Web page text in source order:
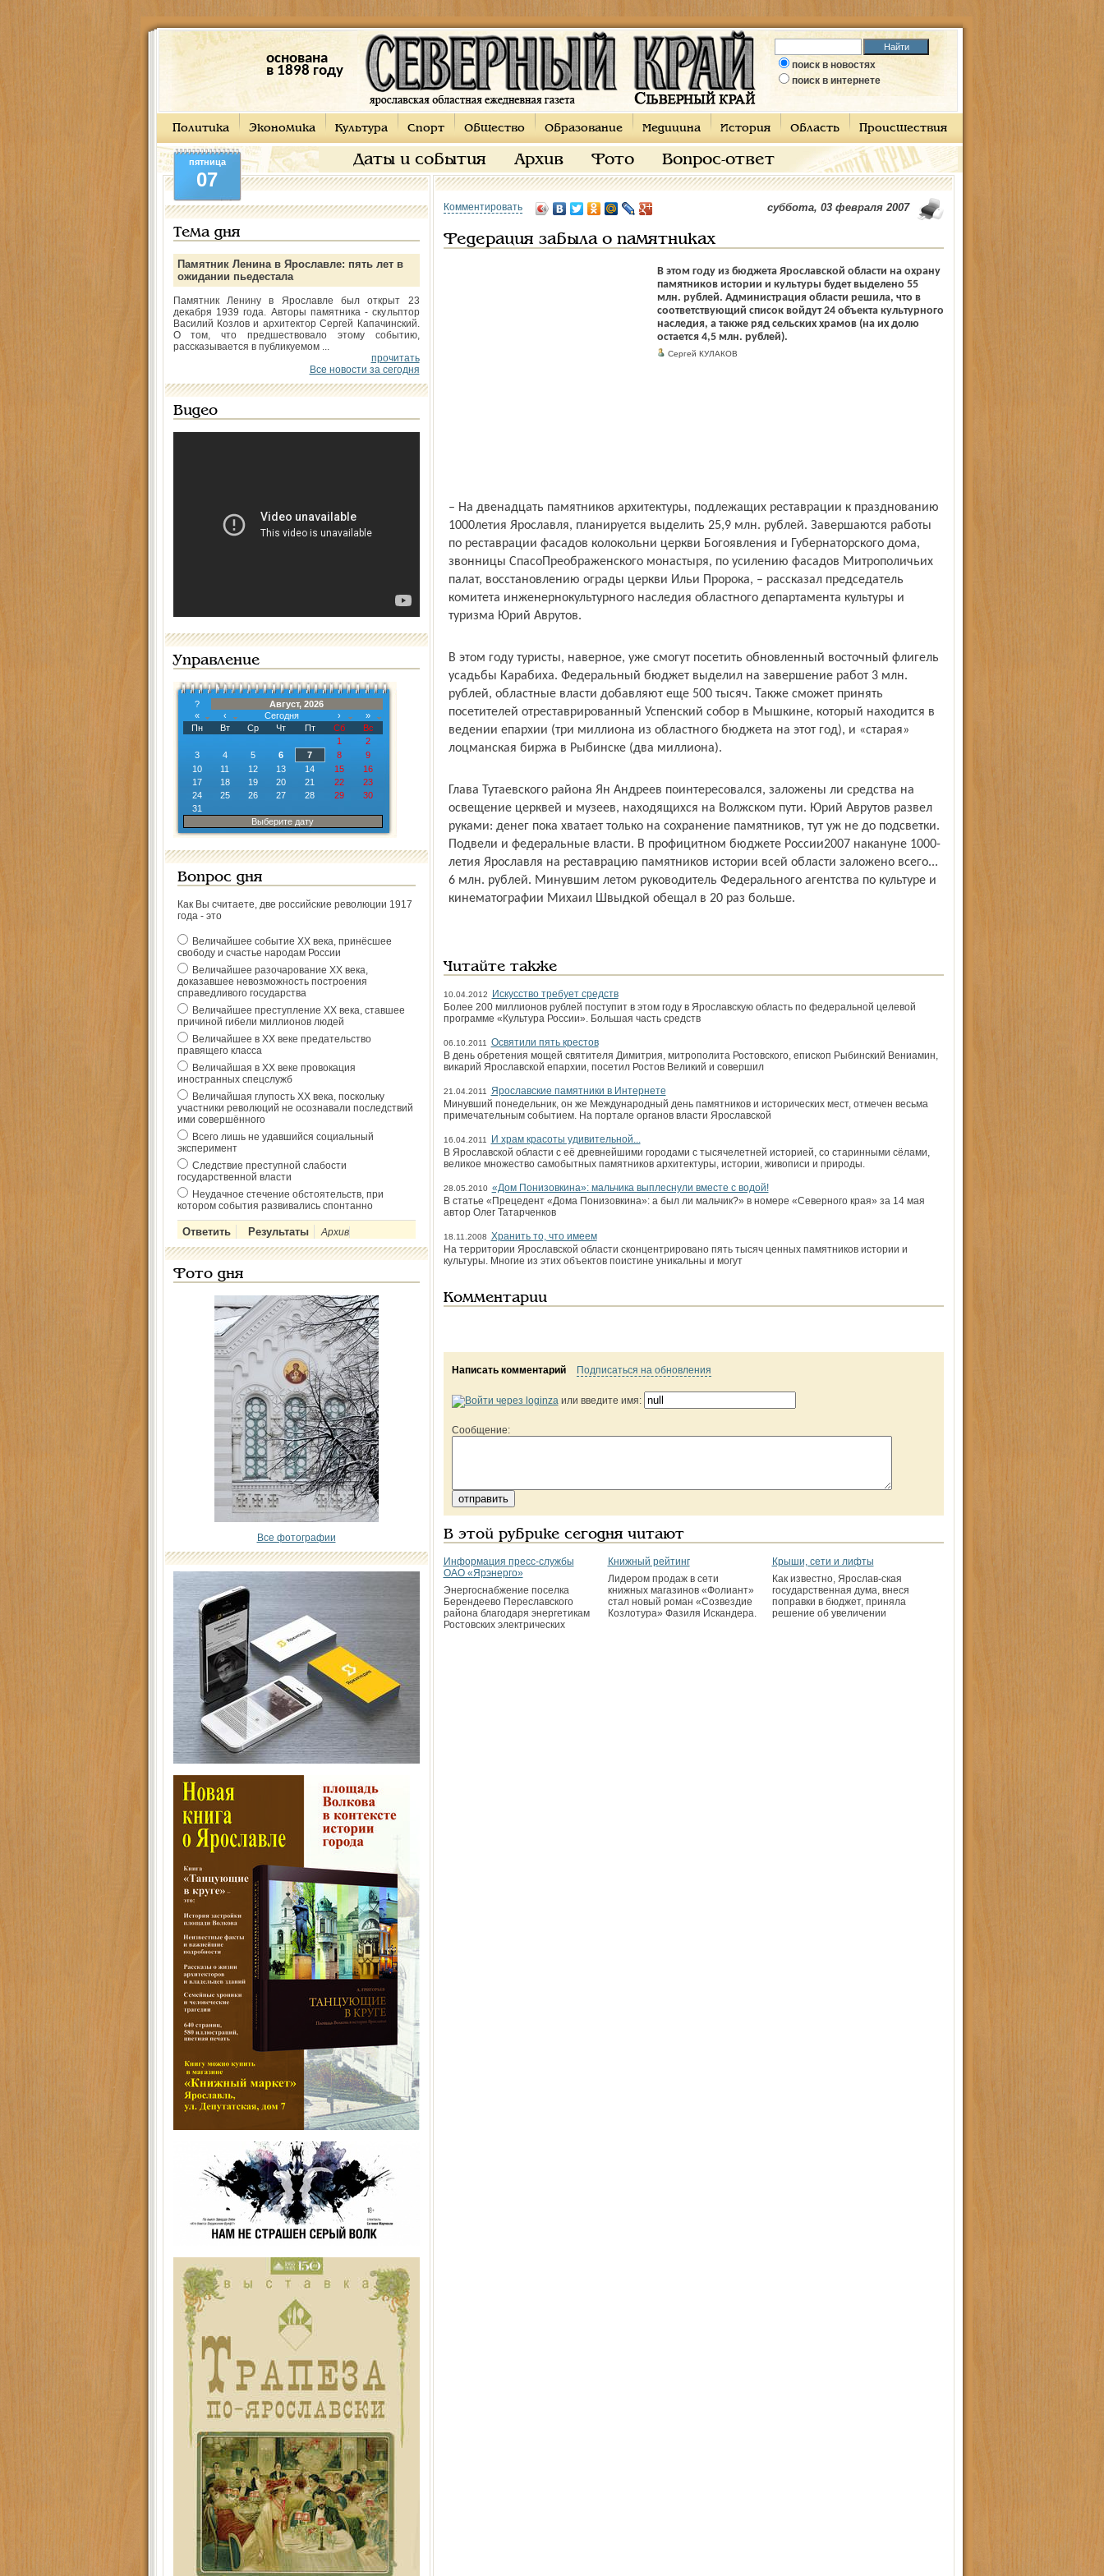
основана
в 1898 году
поиск в новостях
поиск в интернете
Политика Экономика Культура Спорт Общество Образование Медицина История Область Происшествия
Даты и события Архив Фото Вопрос-ответ
пятница
07
Тема дня
Памятник Ленина в Ярославле: пять лет в
ожидании пьедестала
Памятник Ленину в Ярославле был открыт 23
декабря 1939 года. Авторы памятника - скульптор
Василий Козлов и архитектор Сергей Капачинский.
О том, что предшествовало этому событию,
рассказывается в публикуемом ...
прочитать
Все новости за сегодня
Видео
Управление
?
Август, 2026
«
‹ Сегодня ›
»
Пн
Вт Ср Чт Пт Сб
Вс
1
2
3
4 5 6 7 8
9
10
11 12 13 14 15
16
17
18 19 20 21 22
23
24
25 26 27 28 29
30
31
Выберите дату
Вопрос дня
Как Вы считаете, две российские революции 1917
года - это
Величайшее событие ХХ века, принёсшее
свободу и счастье народам России
Величайшее разочарование ХХ века,
доказавшее невозможность построения
справедливого государства
Величайшее преступление ХХ века, ставшее
причиной гибели миллионов людей
Величайшее в ХХ веке предательство
правящего класса
Величайшая в ХХ веке провокация
иностранных спецслужб
Величайшая глупость ХХ века, поскольку
участники революций не осознавали последствий
ими совершённого
Всего лишь не удавшийся социальный
эксперимент
Следствие преступной слабости
государственной власти
Неудачное стечение обстоятельств, при
котором события развивались спонтанно
Архив
Фото дня
Все фотографии
Комментировать суббота, 03 февраля 2007
Федерация забыла о памятниках
В этом году из бюджета Ярославской области на охрану
памятников истории и культуры будет выделено 55
млн. рублей. Администрация области решила, что в
соответствующий список войдут 24 объекта культурного
наследия, а также ряд сельских храмов (на их долю
остается 4,5 млн. рублей).
Сергей КУЛАКОВ
– На двенадцать памятников архитектуры, подлежащих реставрации к празднованию
1000­летия Ярославля, планируется выделить 25,9 млн. рублей. Завершаются работы
по реставрации фасадов колокольни церкви Богоявления и Губернаторского дома,
звонницы Спасо­Преображенского монастыря, по усилению фасадов Митрополичьих
палат, восстановлению ограды церкви Ильи Пророка, – рассказал председатель
комитета инженерно­культурного наследия областного департамента культуры и
туризма Юрий Аврутов.
В этом году туристы, наверное, уже смогут посетить обновленный восточный флигель
усадьбы Карабиха. Федеральный бюджет выделил на завершение работ 3 млн.
рублей, областные власти добавляют еще 500 тысяч. Также сможет принять
посетителей отреставрированный Успенский собор в Мышкине, который находится в
ведении епархии (три миллиона из областного бюджета на этот год), и «старая»
лоцман­ская биржа в Рыбинске (два миллиона).
Глава Тутаевского района Ян Андреев поинтересовался, заложены ли средства на
освещение церквей и музеев, находящихся на Волжском пути. Юрий Аврутов развел
руками: денег пока хватает только на сохранение памятников, тут уж не до подсветки.
Подвели и федеральные власти. В профицитном бюджете России­2007 накануне 1000­
летия Ярославля на реставрацию памятников истории всей области заложено всего...
6 млн. рублей. Минувшим летом руководитель Федерального агентства по культуре и
кинематографии Михаил Швыдкой обещал в 20 раз больше.
Читайте также
10.04.2012
Искусство требует средств
Более 200 миллионов рублей поступит в этом году в Ярославскую область по федеральной целевой
программе «Культура России». Большая часть средств
06.10.2011
Освятили пять крестов
В день обретения мощей святителя Димитрия, митрополита Ростовского, епископ Рыбинский Вениамин,
викарий Ярославской епархии, посетил Ростов Великий и совершил
21.04.2011
Ярославские памятники в Интернете
Минувший понедельник, он же Международный день памятников и исторических мест, отмечен весьма
примечательным событием. На портале органов власти Ярославской
16.04.2011
И храм красоты удивительной...
В Ярославской области с её древнейшими городами с тысячелетней историей, со старинными сёлами,
великое множество самобытных памятников архитектуры, истории, живописи и природы.
28.05.2010 «Дом Понизовкина»: мальчика выплеснули вместе с водой!
В статье «Прецедент «Дома Понизовкина»: а был ли мальчик?» в номере «Северного края» за 14 мая
автор Олег Татарченков
18.11.2008 Хранить то, что имеем
На территории Ярославской области сконцентрировано пять тысяч ценных памятников истории и
культуры. Многие из этих объектов поистине уникальны и могут
Комментарии
Написать комментарий Подписаться на обновления
или введите имя:
Сообщение:
В этой рубрике сегодня читают
Информация пресс-службы
ОАО «Ярэнерго»
Энергоснабжение поселка
Берендеево Переславского
района благодаря энергетикам
Ростовских электрических
Книжный рейтинг
Лидером продаж в сети
книжных магазинов «Фолиант»
стал новый роман «Созвездие
Козлотура» Фазиля Искандера.
Крыши, сети и лифты
Как известно, Ярослав-ская
государственная дума, внеся
поправки в бюджет, приняла
решение об увеличении